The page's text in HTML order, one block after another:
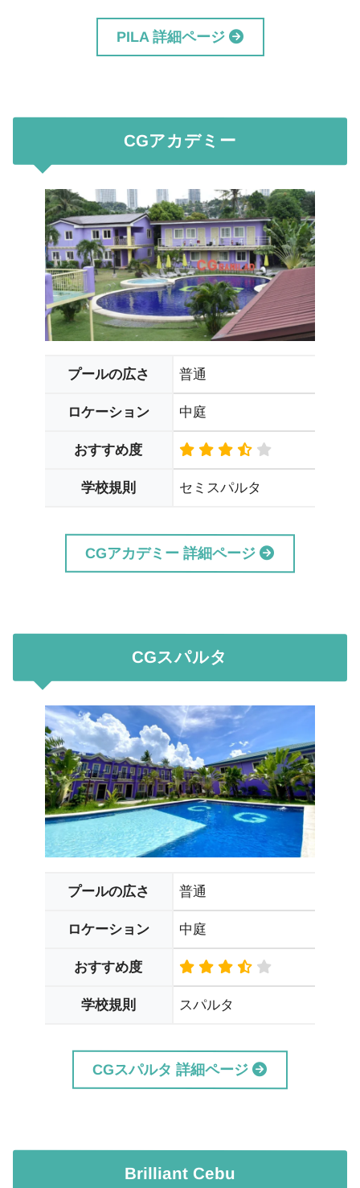
PILA 詳細ページ
CGアカデミー
プールの広さ 普通
ロケーション 中庭
おすすめ度
学校規則 セミスパルタ
CGアカデミー 詳細ページ
CGスパルタ
プールの広さ 普通
ロケーション 中庭
おすすめ度
学校規則 スパルタ
CGスパルタ 詳細ページ
Brilliant Cebu